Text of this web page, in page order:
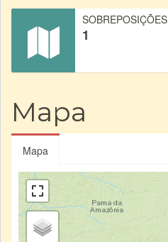
SOBREPOSIÇÕES
1
Mapa
Mapa